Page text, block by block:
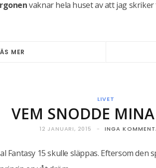
vaknar hela huset av att jag
MER
LIVET
VEM SNODDE MINA
12 JANUARI, 2015 INGA
Fantasy 15 skulle släppas. Eftersom den